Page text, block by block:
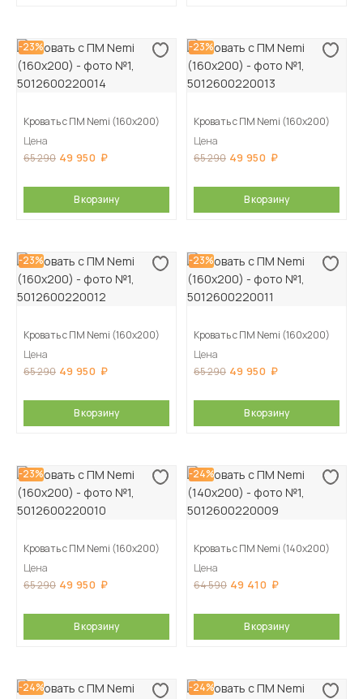
-23%
Кровать с ПМ Nemi (160х200)
Цена
65 290 49 950
В корзину
-23%
Кровать с ПМ Nemi (160х200)
Цена
65 290 49 950
В корзину
-23%
Кровать с ПМ Nemi (160х200)
Цена
65 290 49 950
В корзину
-23%
Кровать с ПМ Nemi (160х200)
Цена
65 290 49 950
В корзину
-23%
Кровать с ПМ Nemi (160х200)
Цена
65 290 49 950
В корзину
-24%
Кровать с ПМ Nemi (140х200)
Цена
64 590 49 410
В корзину
-24% -24%